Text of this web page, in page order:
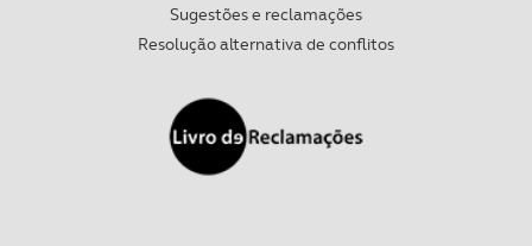
Sugestões e reclamações
Resolução alternativa de conflitos